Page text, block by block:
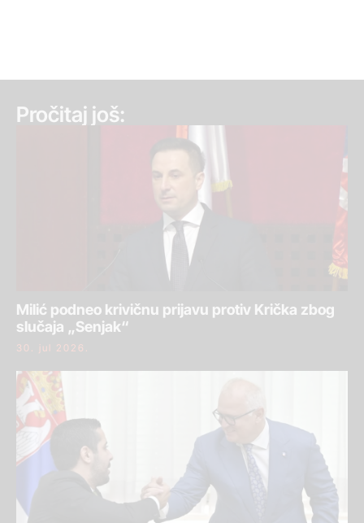
Pročitaj još:
Milić podneo krivičnu prijavu protiv Krička zbog
slučaja „Senjak“
30. jul 2026.